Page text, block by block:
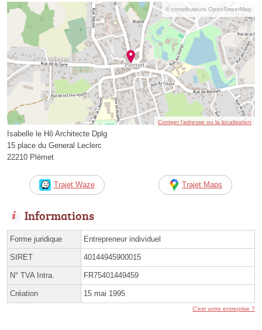
© contributeurs OpenStreetMap
Corriger l’adresse ou la localisation
Isabelle le Hô Architecte Dplg
15 place du General Leclerc
22210 Plémet
Trajet Waze Trajet Maps
Informations
Forme juridique Entrepreneur individuel
SIRET 40144945900015
N° TVA Intra. FR75401449459
Création 15 mai 1995
C'est votre entreprise ?